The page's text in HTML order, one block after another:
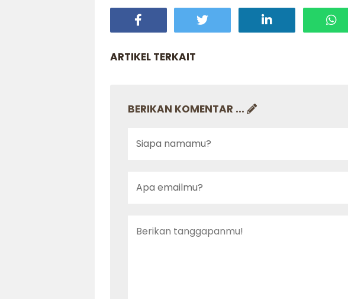
ARTIKEL TERKAIT
BERIKAN KOMENTAR ...